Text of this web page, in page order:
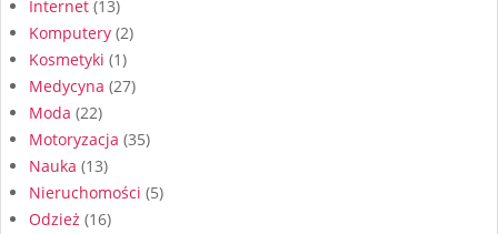
Internet (13)
Komputery (2)
Kosmetyki (1)
Medycyna (27)
Moda (22)
Motoryzacja (35)
Nauka (13)
Nieruchomości (5)
Odzież (16)